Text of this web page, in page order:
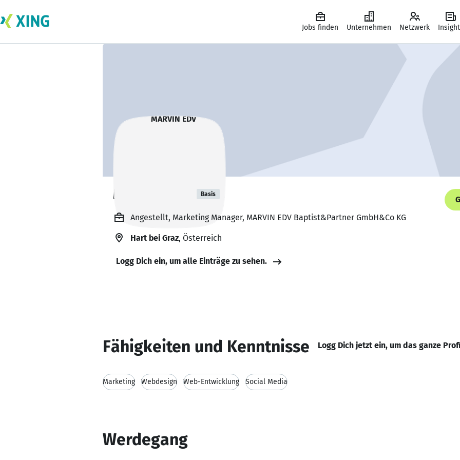
Jobs finden Unternehmen Netzwerk
MARVIN EDV Basis
Angestellt, Marketing Manager, MARVIN EDV Baptist&Partner GmbH&Co KG
Hart bei Graz, Österreich
Logg Dich ein, um alle Einträge zu sehen.
Fähigkeiten und Kenntnisse Logg Dich jetzt ein, um das ganze
Marketing Webdesign Web-Entwicklung Social Media
Werdegang